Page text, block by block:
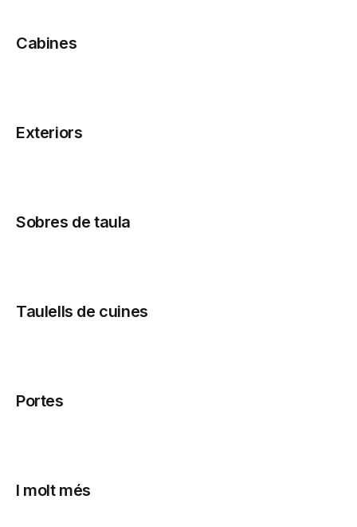
Cabines
Exteriors
Sobres de taula
Taulells de cuines
Portes
I molt més